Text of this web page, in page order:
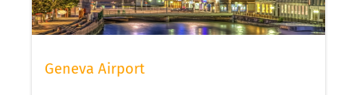
Geneva Airport